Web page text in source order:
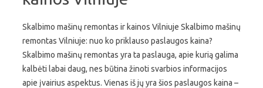
Skalbimo mašinų remontas ir kainos Vilniuje Skalbimo mašinų
remontas Vilniuje: nuo ko priklauso paslaugos kaina?
Skalbimo mašinų remontas yra ta paslauga, apie kurią galima
kalbėti labai daug, nes būtina žinoti svarbios informacijos
apie įvairius aspektus. Vienas iš jų yra šios paslaugos kaina –